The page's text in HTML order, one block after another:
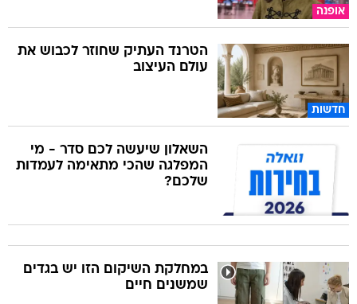
אופנה
חדשות
הטרנד העתיק שחוזר לכבוש את
עולם העיצוב
השאלון שיעשה לכם סדר - מי
המפלגה שהכי מתאימה לעמדות
שלכם?
במחלקת השיקום הזו יש בגדים
שמשנים חיים